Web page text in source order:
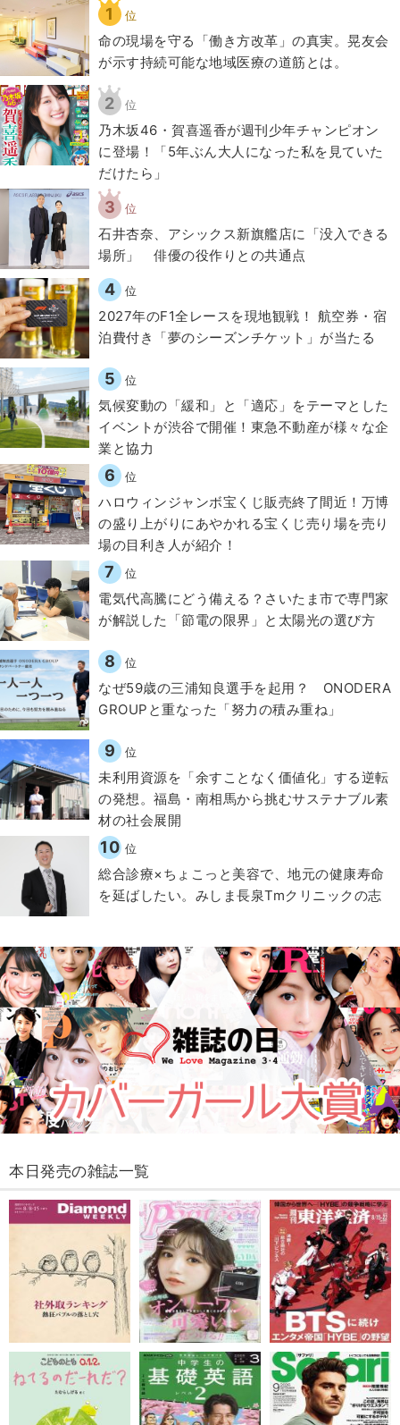
1 位
​命の現場を守る「働き方改革」の真実。晃友会
が示す持続可能な地域医療の道筋とは。
2 位
乃木坂46・賀喜遥香が週刊少年チャンピオン
に登場！「5年ぶん大人になった私を見ていた
だけたら」
3 位
石井杏奈、アシックス新旗艦店に「没入できる
場所」 俳優の役作りとの共通点
4 位
2027年のF1全レースを現地観戦！ 航空券・宿
泊費付き「夢のシーズンチケット」が当たる
5 位
気候変動の「緩和」と「適応」をテーマとした
イベントが渋谷で開催！東急不動産が様々な企
業と協力
6 位
ハロウィンジャンボ宝くじ販売終了間近！万博
の盛り上がりにあやかれる宝くじ売り場を売り
場の目利き人が紹介！
7 位
電気代高騰にどう備える？さいたま市で専門家
が解説した「節電の限界」と太陽光の選び方
8 位
なぜ59歳の三浦知良選手を起用？ ONODERA
GROUPと重なった「努力の積み重ね」
9 位
​​未利用資源を「余すことなく価値化」する逆転
の発想。福島・南相馬から挑むサステナブル素
材の社会展開​
10 位
総合診療×ちょこっと美容で、地元の健康寿命
を延ばしたい。みしま長泉Tmクリニックの志
本日発売の雑誌一覧